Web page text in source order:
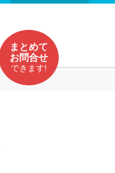
まとめて
お問合せ
できます!